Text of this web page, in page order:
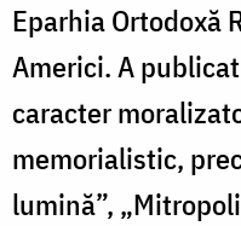
Eparhia Ortodoxă
Americi. A
caracter
memorialistic,
lumină”,